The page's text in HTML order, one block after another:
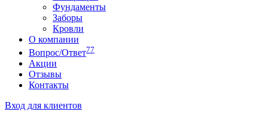
Фундаменты
Заборы
Кровли
О компании
Вопрос/Ответ77
Акции
Отзывы
Контакты
Вход для клиентов